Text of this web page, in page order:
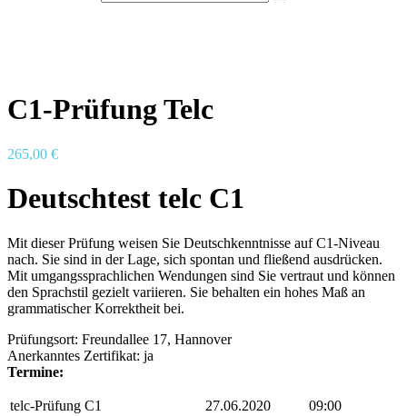
C1-Prüfung Telc
265,00 €
Deutschtest telc C1
Mit dieser Prüfung weisen Sie Deutschkenntnisse auf C1-Niveau
nach. Sie sind in der Lage, sich spontan und fließend ausdrücken.
Mit umgangssprachlichen Wendungen sind Sie vertraut und können
den Sprachstil gezielt variieren. Sie behalten ein hohes Maß an
grammatischer Korrektheit bei.
Prüfungsort: Freundallee 17, Hannover
Anerkanntes Zertifikat: ja
Termine:
telc-Prüfung C1 27.06.2020 09:00